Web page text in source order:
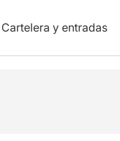
Cartelera y entradas